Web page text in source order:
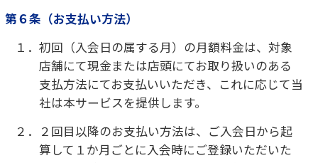
支払いいただくことなく入会契約を解約できま
金）は行わないものとし、お支払いただいてい
ない月額料金があるときは、一括にてお支払い
いただきます。
４．中途解約の手続きは対象店舗のみでの受付とな
り、その他の店舗、インターネットおよびお電
第１１条（対象店舗の閉店等）